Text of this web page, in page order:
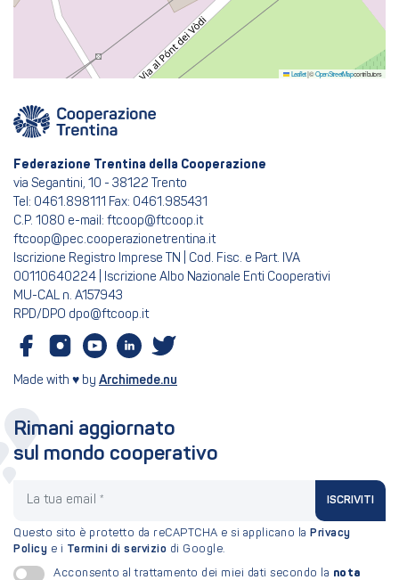
Leaflet|©OpenStreetMapcontributors
Federazione Trentina della Cooperazione
via Segantini, 10 - 38122 Trento
Tel: 0461.898111 Fax: 0461.985431
C.P. 1080 e-mail: ftcoop@ftcoop.it
ftcoop@pec.cooperazionetrentina.it
Iscrizione Registro Imprese TN | Cod. Fisc. e Part. IVA
00110640224 | Iscrizione Albo Nazionale Enti Cooperativi
MU-CAL n. A157943
RPD/DPO dpo@ftcoop.it
Made with ♥ by Archimede.nu
Rimani aggiornato
sul mondo cooperativo
ISCRIVITI
Questo sito è protetto da reCAPTCHA e si applicano la Privacy
Policy e i Termini di servizio di Google.
Acconsento al trattamento dei miei dati secondo la nota